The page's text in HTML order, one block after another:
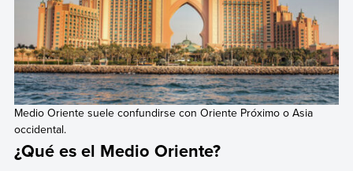
Medio Oriente suele confundirse con Oriente Próximo o Asia
occidental.
¿Qué es el Medio Oriente?